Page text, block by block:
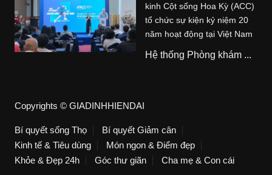
kinh Cột sống Hoa Kỳ (ACC)
tổ chức sự kiện kỷ niệm 20
năm hoạt động tại Việt Nam
Hệ thống Phòng khám ...
Copyrights © GIADINHHIENDAI
Bí quyết sống Thọ
Bí quyết Giảm cân
Kinh tế & Tiêu dùng
Món ngon & Điểm đẹp
Khỏe & Đẹp 24h
Góc thư giãn Cha mẹ & Con cái